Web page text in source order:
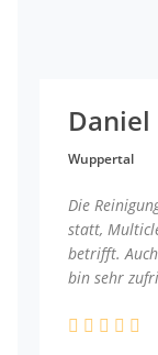
Wuppertal
Die
statt,
betrifft.
bin sehr